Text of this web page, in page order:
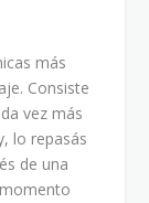
más
Consiste
vez más
lo repasás
de una